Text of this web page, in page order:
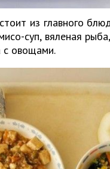
из главного
суп, вяленая
с овощами.